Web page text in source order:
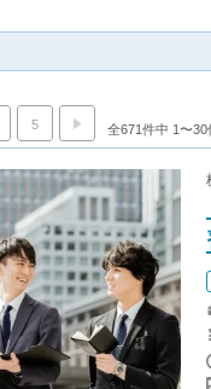
5 全671件中 1〜30